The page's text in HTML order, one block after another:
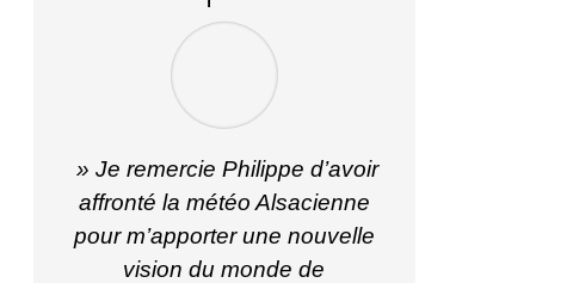
» Je remercie Philippe d’avoir
affronté la météo Alsacienne
pour m’apporter une nouvelle
vision du monde de